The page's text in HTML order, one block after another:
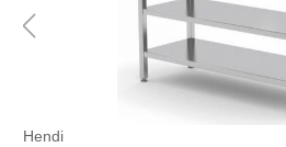
Hendi